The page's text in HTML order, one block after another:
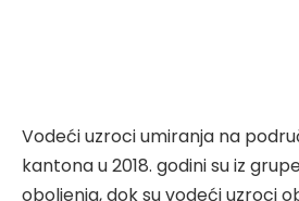
Vodeći uzroci umiranja na
kantona u 2018. godini su iz
oboljenja, dok su vodeći uzroci